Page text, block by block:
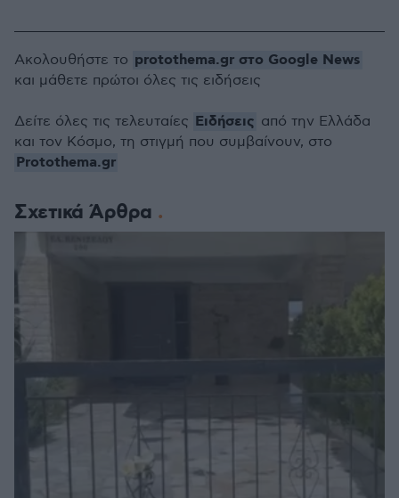
Σχετικά Άρθρα
Ακολουθήστε το protothema.gr στο Google News
και μάθετε πρώτοι όλες τις ειδήσεις
Δείτε όλες τις τελευταίες Ειδήσεις από την Ελλάδα
και τον Κόσμο, τη στιγμή που συμβαίνουν, στο
Protothema.gr